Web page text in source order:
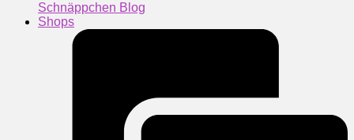
Schnäppchen Blog
Shops